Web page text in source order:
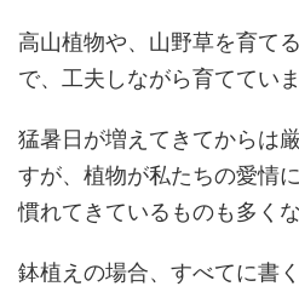
高山植物や、山野草を育て
で、工夫しながら育てていま
猛暑日が増えてきてからは
すが、植物が私たちの愛情
慣れてきているものも多く
鉢植えの場合、すべてに書